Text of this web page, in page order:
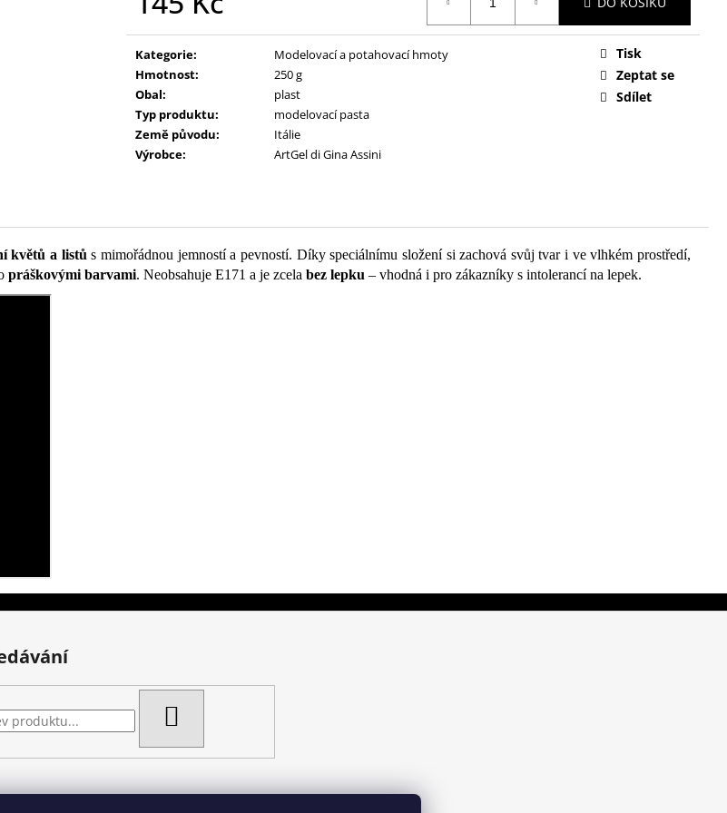
Kategorie:
Modelovací a potahovací hmoty
Hmotnost:
250 g
Obal:
plast
Typ produktu:
modelovací pasta
Země původu:
Itálie
Výrobce: ArtGel di Gina Assini
Tisk
Zeptat se
Sdílet
květů a listů s mimořádnou jemností a pevností. Díky speciálnímu složení si zachová svůj tvar i ve vlhkém prostředí,
práškovými barvami. Neobsahuje E171 a je zcela bez lepku – vhodná i pro zákazníky s intolerancí na lepek.